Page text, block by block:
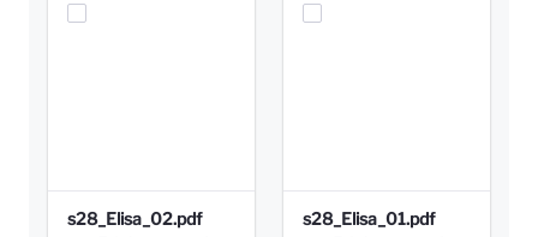
s28_Elisa_02.pdf
s28_Elisa_01.pdf